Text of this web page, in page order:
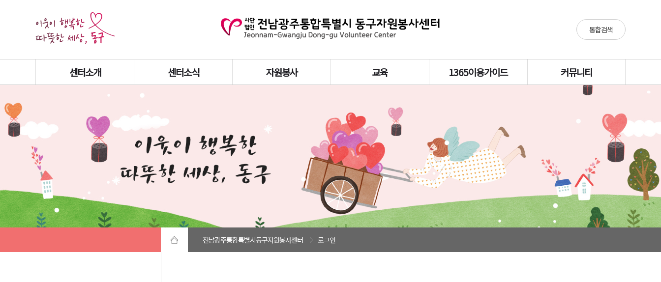
통합검색
센터소개 센터소식 자원봉사 교육 1365이용가이드 커뮤니티
전남광주통합특별시동구자원봉사센터 로그인